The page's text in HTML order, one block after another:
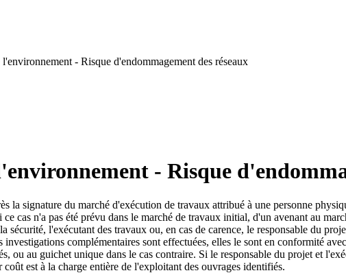
- Risque d'endommagement des réseaux
- Risque
la signature du marché d'exécution de travaux attribué à une personne
cas n'a pas été prévu dans le marché de travaux initial, d'un avenant au
sécurité, l'exécutant des travaux ou, en cas de carence, le responsable du
complémentaires sont effectuées, elles le sont en conformité
ou au guichet unique dans le cas contraire. Si le responsable du projet et
est à la charge entière de l'exploitant des ouvrages identifiés.